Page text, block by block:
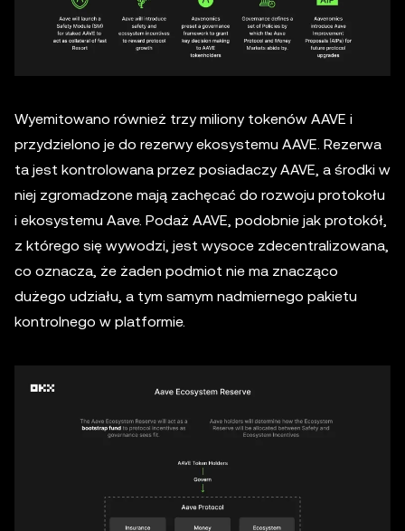
Wyemitowano również trzy miliony tokenów AAVE i
przydzielono je do rezerwy ekosystemu AAVE. Rezerwa
ta jest kontrolowana przez posiadaczy AAVE, a środki w
niej zgromadzone mają zachęcać do rozwoju protokołu
i ekosystemu Aave. Podaż AAVE, podobnie jak protokół,
z którego się wywodzi, jest wysoce zdecentralizowana,
co oznacza, że żaden podmiot nie ma znacząco
dużego udziału, a tym samym nadmiernego pakietu
kontrolnego w platformie.